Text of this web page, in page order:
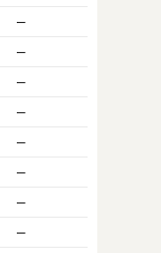
ー
ー
ー
ー
ー
ー
ー
ー